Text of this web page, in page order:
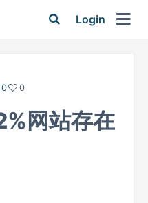
Login
0 0
网站存在